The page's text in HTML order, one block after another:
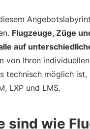
Flugzeuge, Züge
auf
von Ihren
technisch möglich
LXP und LMS.
sind wie